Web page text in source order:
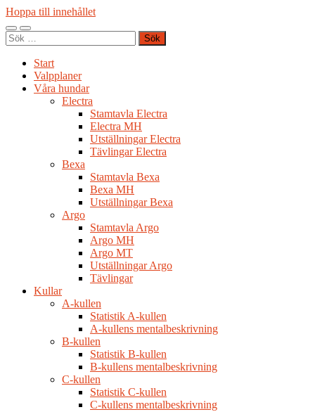
Hoppa till innehållet
Slå
på/av
Slå
på/av
Sök
efter:
Start
Valpplaner
Våra hundar
Electra
Stamtavla Electra
Electra MH
Utställningar Electra
Tävlingar Electra
Bexa
Stamtavla Bexa
Bexa MH
Utställningar Bexa
Argo
Stamtavla Argo
Argo MH
Argo MT
Utställningar Argo
Tävlingar
Kullar
A-kullen
Statistik A-kullen
A-kullens mentalbeskrivning
B-kullen
Statistik B-kullen
B-kullens mentalbeskrivning
C-kullen
Statistik C-kullen
C-kullens mentalbeskrivning